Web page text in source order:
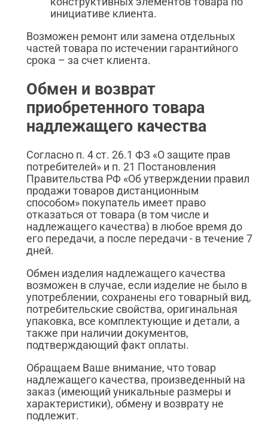
инициативе клиента.
Возможен ремонт или замена отдельных
частей товара по истечении гарантийного
срока – за счет клиента.
Обмен и возврат
приобретенного товара
надлежащего качества
Согласно п. 4 ст. 26.1 ФЗ «О защите прав
потребителей» и п. 21 Постановления
Правительства РФ «Об утверждении правил
продажи товаров дистанционным
способом» покупатель имеет право
отказаться от товара (в том числе и
надлежащего качества) в любое время до
его передачи, а после передачи - в течение 7
дней.
Обмен изделия надлежащего качества
возможен в случае, если изделие не было в
употреблении, сохранены его товарный вид,
потребительские свойства, оригинальная
упаковка, все комплектующие и детали, а
также при наличии документов,
подтверждающий факт оплаты.
Обращаем Ваше внимание, что товар
надлежащего качества, произведенный на
заказ (имеющий уникальные размеры и
характеристики), обмену и возврату не
подлежит.